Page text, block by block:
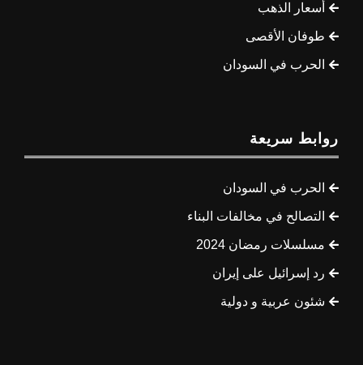
أسعار الذهب
طوفان الأقصى
الحرب في السودان
روابط سريعة
الحرب في السودان
التصالح في مخالفات البناء
مسلسلات رمضان 2024
رد إسرائيل على إيران
شئون عربية و دولية